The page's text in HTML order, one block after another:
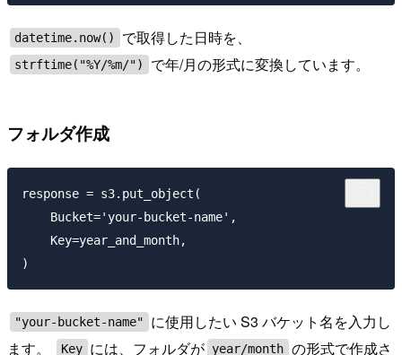
datetime.now() で取得した日時を、
strftime("%Y/%m/") で年/月の形式に変換しています。
フォルダ作成
response = s3.put_object(
    Bucket='your-bucket-name',
    Key=year_and_month,
"your-bucket-name"
に使用したい S3 バケット名を入力し
ます。
Key には、フォルダが year/month の形式で作成さ